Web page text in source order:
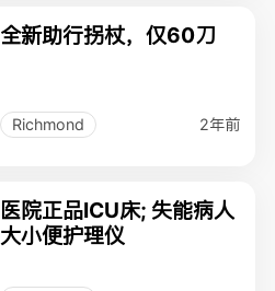
全新助行拐杖，仅60刀
Richmond 2年前
医院正品ICU床; 失能病人
大小便护理仪